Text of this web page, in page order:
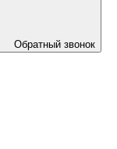
Обратный звонок